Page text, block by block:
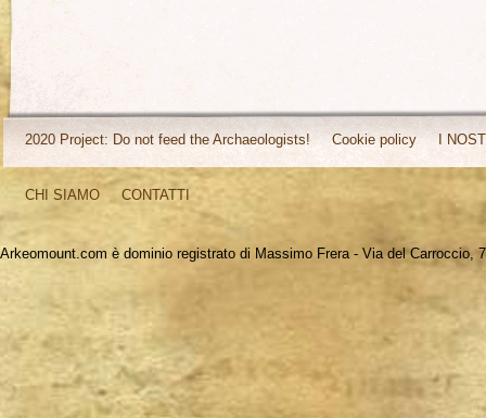
2020 Project: Do not feed the Archaeologists! Cookie policy I
CHI SIAMO CONTATTI
Arkeomount.com è dominio registrato di Massimo Frera - Via del